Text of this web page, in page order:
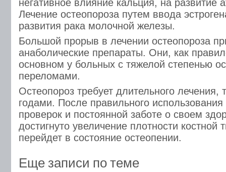
негативное влияние кальция, на развитие
Лечение остеопороза путем ввода
развития рака молочной железы.
Большой прорыв в лечении остеопороза
анаболические препараты. Они, как
основном у больных с тяжелой степенью
переломами.
Остеопороз требует длительного лечения,
годами. После правильного
проверок и постоянной заботе о своем
достигнуто увеличение плотности костной
перейдет в состояние остеопении.
Еще записи по теме